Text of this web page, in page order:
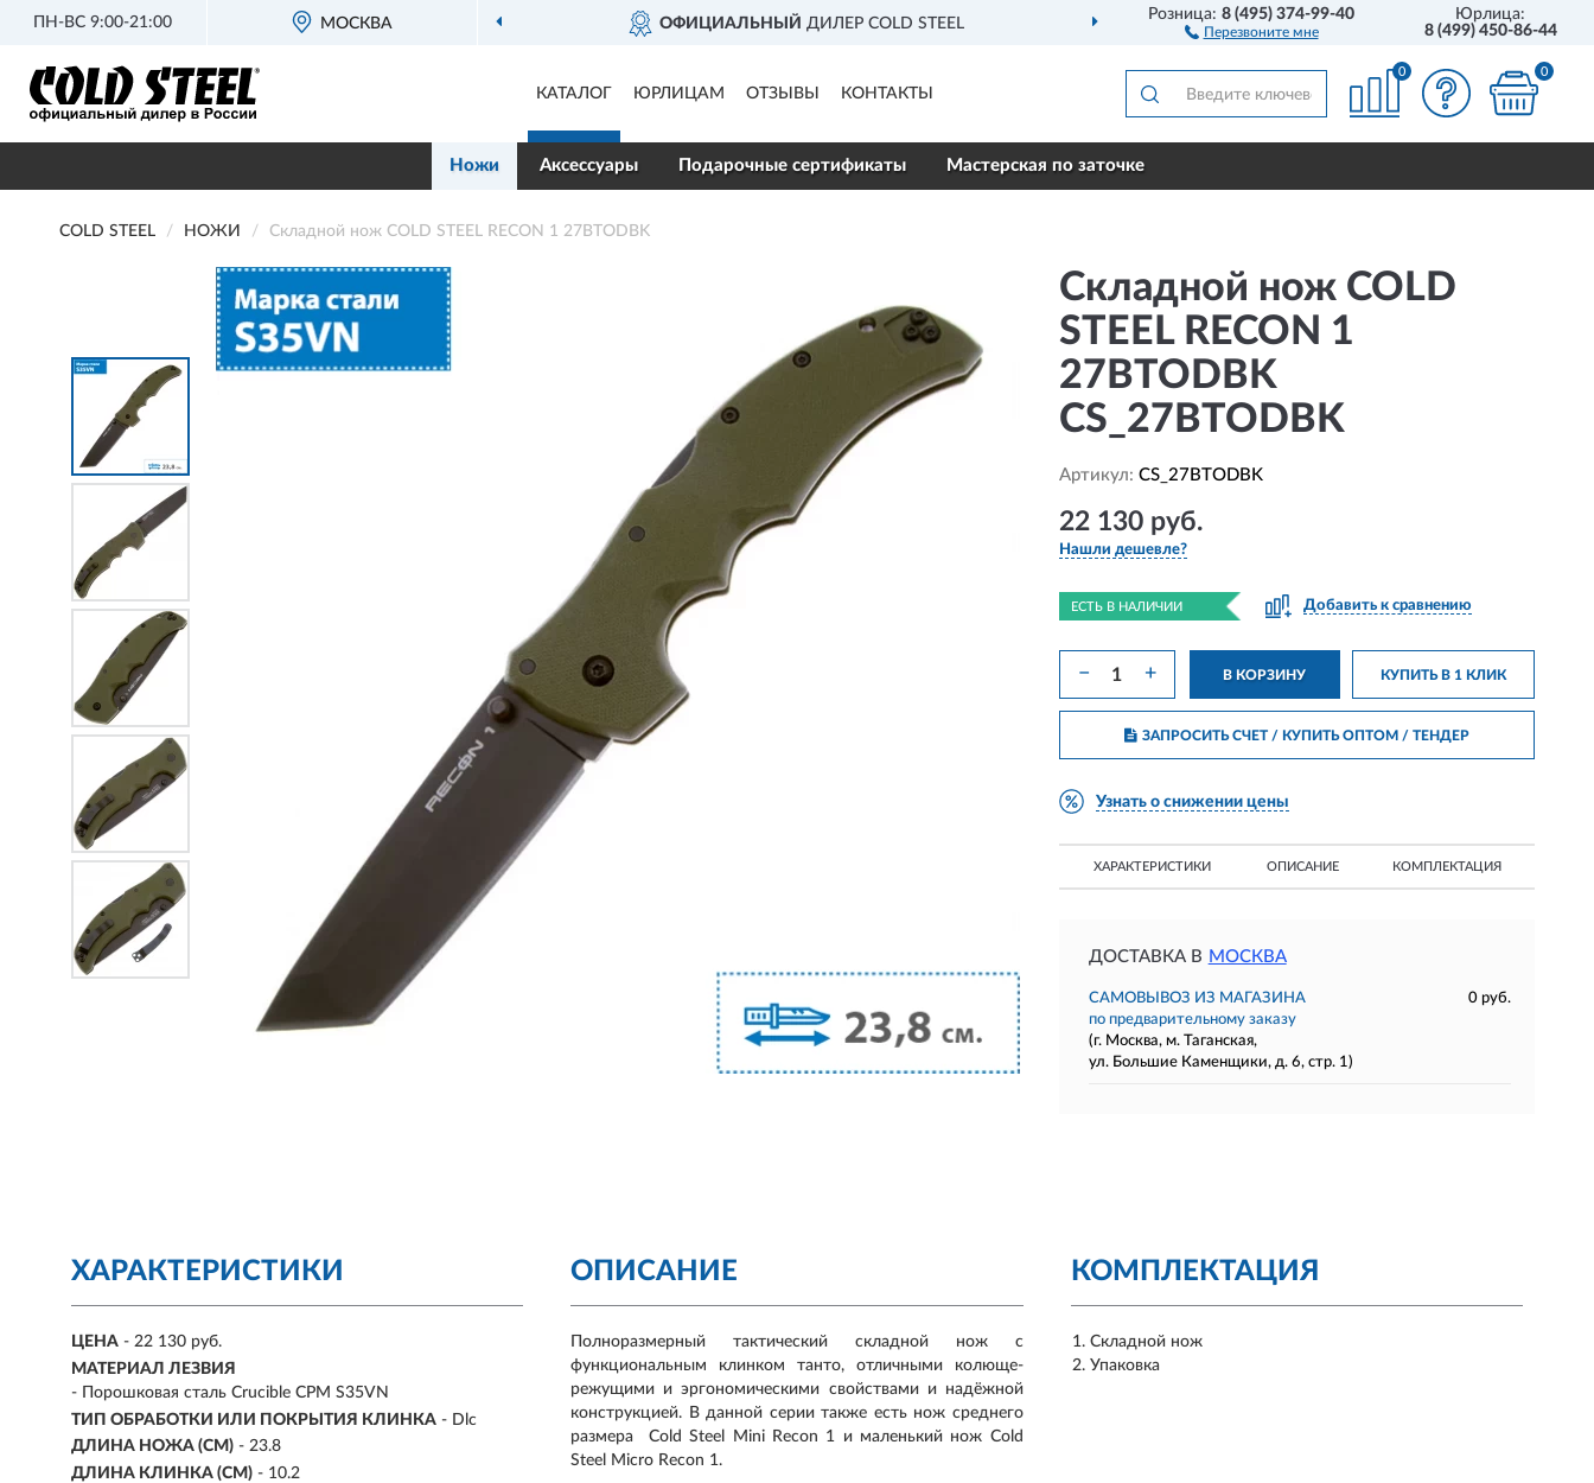
ПН-ВС 9:00-21:00 МОСКВА ОФИЦИАЛЬНЫЙ ДИЛЕР COLD STEEL ДОСТАВИМ ПО ВСЕЙ РОССИИ
Розница:8 (495) 374-99-40
Перезвоните мне
Юрлица:
8 (499) 450-86-44
КАТАЛОГ ЮРЛИЦАМ ОТЗЫВЫ КОНТАКТЫ
0 0
Ножи Аксессуары Подарочные сертификаты Мастерская по заточке
COLD STEEL НОЖИ Складной нож COLD STEEL RECON 1 27BTODBK
Складной нож COLD
STEEL RECON 1
27BTODBK
CS_27BTODBK
Артикул: CS_27BTODBK
22 130 руб.
Нашли дешевле?
ЕСТЬ В НАЛИЧИИ Добавить к сравнению
− + В КОРЗИНУ КУПИТЬ В 1 КЛИК
ЗАПРОСИТЬ СЧЕТ / КУПИТЬ ОПТОМ/ ТЕНДЕР
Узнать о снижении цены
ХАРАКТЕРИСТИКИ ОПИСАНИЕ КОМПЛЕКТАЦИЯ
ДОСТАВКА В МОСКВА
САМОВЫВОЗ ИЗ МАГАЗИНА
0 руб.
по предварительному заказу
(г. Москва, м. Таганская,
ул. Большие Каменщики, д. 6, стр. 1)
ХАРАКТЕРИСТИКИ
ЦЕНА - 22 130 руб.
МАТЕРИАЛ ЛЕЗВИЯ
- Порошковая сталь Crucible CPM S35VN
ТИП ОБРАБОТКИ ИЛИ ПОКРЫТИЯ КЛИНКА - Dlc
ДЛИНА НОЖА (СМ) - 23.8
ДЛИНА КЛИНКА (СМ) - 10.2
КОМПЛЕКТАЦИЯ
Складной нож
Упаковка
ОПИСАНИЕ
Полноразмерный тактический складной нож с
функциональным клинком танто, отличными колюще-
режущими и эргономическими свойствами и надёжной
конструкцией. В данной серии также есть нож среднего
размера Cold Steel Mini Recon 1 и маленький нож Cold
Steel Micro Recon 1.